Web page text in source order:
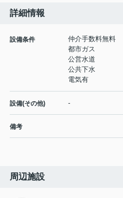
詳細情報
設備条件
仲介手数料無料
都市ガス
公営水道
公共下水
電気有
設備(その他) -
備考
周辺施設